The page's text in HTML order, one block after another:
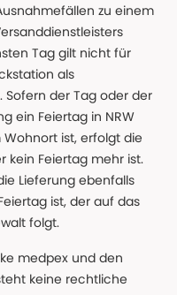
zu einem
Tag gilt nicht für
als
Sofern der Tag oder der
ein Feiertag in NRW
ist, erfolgt die
kein Feiertag mehr ist.
Lieferung ebenfalls
ist, der auf das
folgt.
medpex und den
keine rechtliche